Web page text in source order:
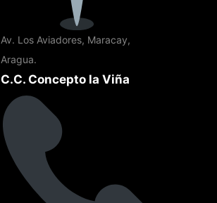
Av. Los Aviadores, Maracay,
Aragua.
C.C. Concepto la Viña